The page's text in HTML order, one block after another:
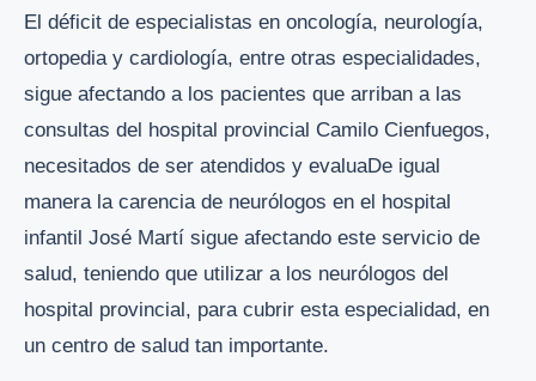
El déficit de especialistas en oncología, neurología,
ortopedia y cardiología, entre otras especialidades,
sigue afectando a los pacientes que arriban a las
consultas del hospital provincial Camilo Cienfuegos,
necesitados de ser atendidos y evaluaDe igual
manera la carencia de neurólogos en el hospital
infantil José Martí sigue afectando este servicio de
salud, teniendo que utilizar a los neurólogos del
hospital provincial, para cubrir esta especialidad, en
un centro de salud tan importante.